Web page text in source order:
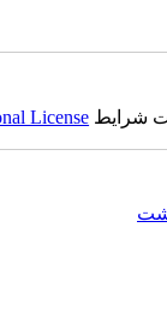
شرایط License